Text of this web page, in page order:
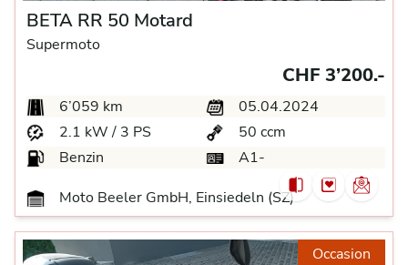
BETA RR 50 Motard
Supermoto
CHF 3’200.-
6’059 km
05.04.2024
2.1 kW / 3 PS
50 ccm
Benzin
A1-
Moto Beeler GmbH, Einsiedeln (SZ)
Occasion